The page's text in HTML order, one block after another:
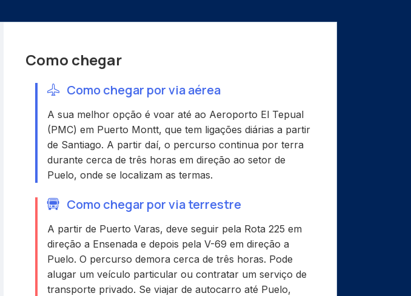
Como chegar
Como chegar por via aérea
A sua melhor opção é voar até ao Aeroporto El Tepual
(PMC) em Puerto Montt, que tem ligações diárias a partir
de Santiago. A partir daí, o percurso continua por terra
durante cerca de três horas em direção ao setor de
Puelo, onde se localizam as termas.
Como chegar por via terrestre
A partir de Puerto Varas, deve seguir pela Rota 225 em
direção a Ensenada e depois pela V-69 em direção a
Puelo. O percurso demora cerca de três horas. Pode
alugar um veículo particular ou contratar um serviço de
transporte privado. Se viajar de autocarro até Puelo,